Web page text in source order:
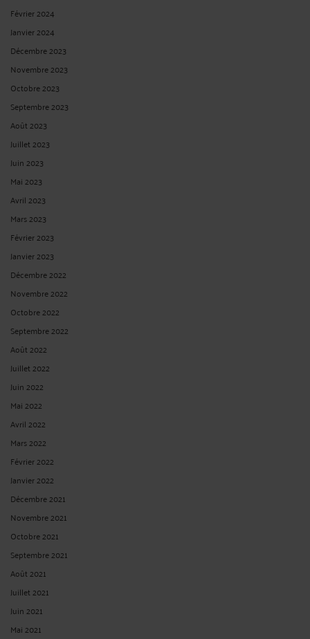
Février 2024
Janvier 2024
Décembre 2023
Novembre 2023
Octobre 2023
Septembre 2023
Août 2023
Juillet 2023
Juin 2023
Mai 2023
Avril 2023
Mars 2023
Février 2023
Janvier 2023
Décembre 2022
Novembre 2022
Octobre 2022
Septembre 2022
Août 2022
Juillet 2022
Juin 2022
Mai 2022
Avril 2022
Mars 2022
Février 2022
Janvier 2022
Décembre 2021
Novembre 2021
Octobre 2021
Septembre 2021
Août 2021
Juillet 2021
Juin 2021
Mai 2021